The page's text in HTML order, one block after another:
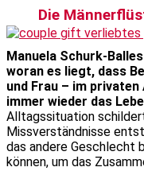
Die
Manuela Schurk-
woran es liegt, dass
und Frau – im
immer wieder das
Alltagssituation
Missverständnisse
das andere Geschlecht
können, um das